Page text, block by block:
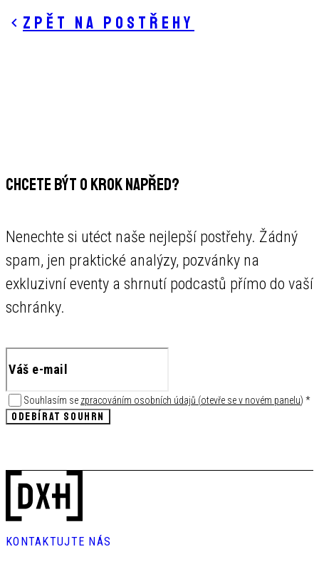
Zpět na postřehy
CHCETE BÝT O KROK NAPŘED?
Nenechte si utéct naše nejlepší postřehy. Žádný
spam, jen praktické analýzy, pozvánky na
exkluzivní eventy a shrnutí podcastů přímo do vaší
schránky.
Souhlasím se zpracováním osobních údajů (otevře se v novém panelu) *
ODEBÍRAT SOUHRN
KONTAKTUJTE NÁS